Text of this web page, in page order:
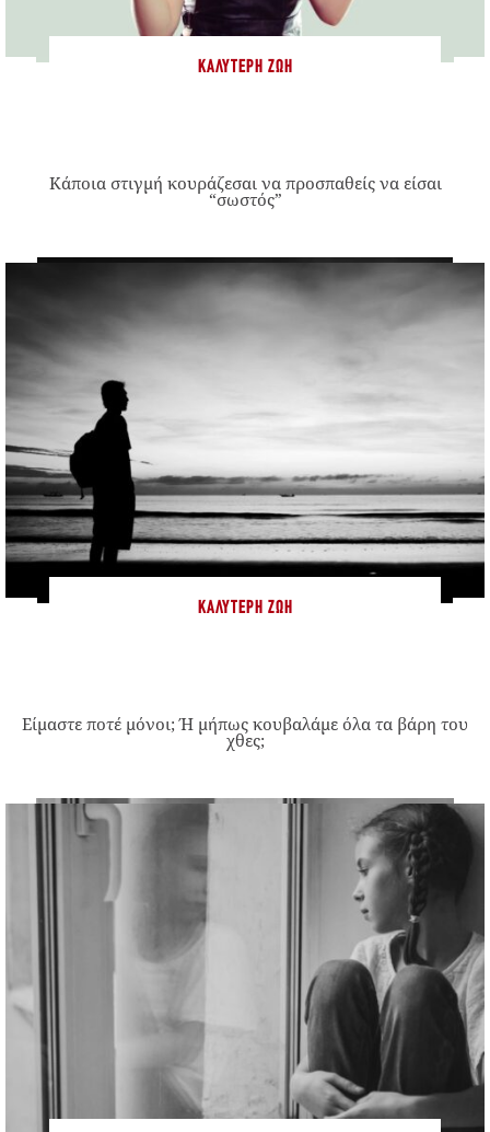
ΚΑΛΎΤΕΡΗ ΖΩΉ
Κάποια στιγμή κουράζεσαι να προσπαθείς να είσαι
“σωστός”
ΚΑΛΎΤΕΡΗ ΖΩΉ
Είμαστε ποτέ μόνοι; Ή μήπως κουβαλάμε όλα τα βάρη του
χθες;